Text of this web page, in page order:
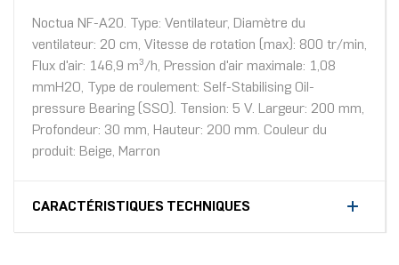
Noctua NF-A20. Type: Ventilateur, Diamètre du
ventilateur: 20 cm, Vitesse de rotation (max): 800 tr/min,
Flux d'air: 146,9 m³/h, Pression d'air maximale: 1,08
mmH2O, Type de roulement: Self-Stabilising Oil-
pressure Bearing (SSO). Tension: 5 V. Largeur: 200 mm,
Profondeur: 30 mm, Hauteur: 200 mm. Couleur du
produit: Beige, Marron
CARACTÉRISTIQUES TECHNIQUES